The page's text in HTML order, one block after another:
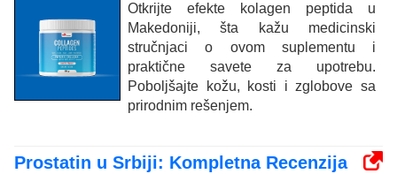
Otkrijte efekte kolagen peptida u
Makedoniji, šta kažu medicinski
stručnjaci o ovom suplementu i
praktične savete za upotrebu.
Poboljšajte kožu, kosti i zglobove sa
prirodnim rešenjem.
Prostatin u Srbiji: Kompletna Recenzija